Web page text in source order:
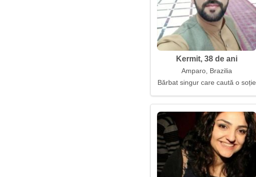
Kermit, 38 de ani
Amparo, Brazilia
Bărbat singur care caută o soție